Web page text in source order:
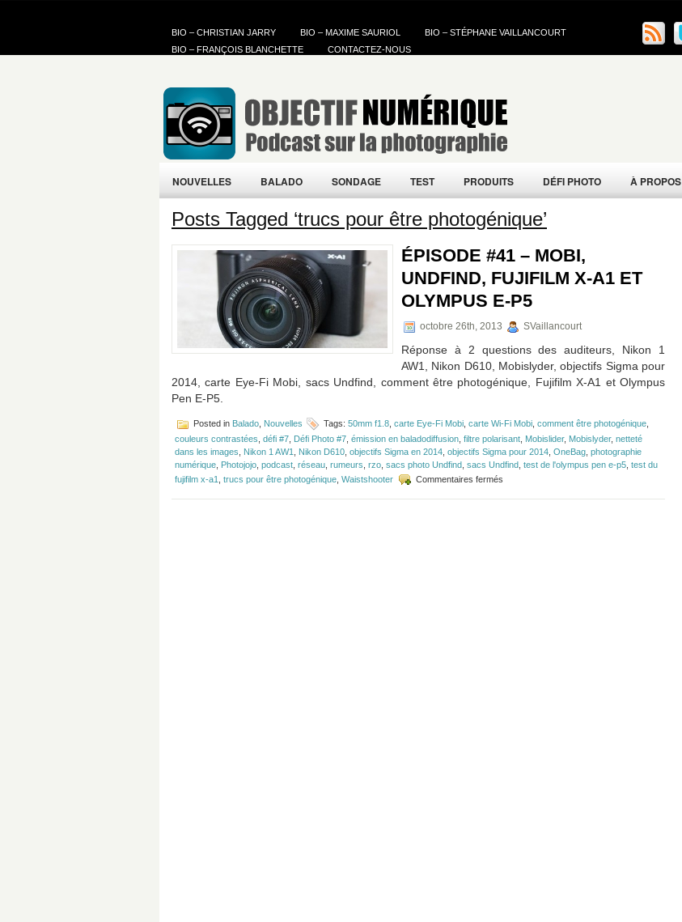
BIO – CHRISTIAN JARRY BIO – MAXIME SAURIOL
BIO – STÉPHANE VAILLANCOURT
BIO – FRANÇOIS BLANCHETTE
CONTACTEZ-NOUS
NOUVELLES BALADO SONDAGE TEST PRODUITS DÉFI PHOTO À PROPOS
Posts Tagged ‘trucs pour être photogénique’
ÉPISODE #41 – MOBI,
UNDFIND, FUJIFILM X-A1 ET
OLYMPUS E-P5
octobre 26th, 2013 SVaillancourt
Réponse à 2 questions des auditeurs, Nikon 1
AW1, Nikon D610, Mobislyder, objectifs Sigma pour
2014, carte Eye-Fi Mobi, sacs Undfind, comment être photogénique, Fujifilm X-A1 et Olympus
Pen E-P5.
Posted in Balado Nouvelles Tags: 50mm f1.8 carte Eye-Fi Mobi carte Wi-Fi Mobi comment être photogénique
couleurs contrastées défi #7 Défi Photo #7 émission en baladodiffusion filtre polarisant Mobislider, Mobislyder, netteté
dans les images
Nikon 1 AW1 Nikon D610 objectifs Sigma en 2014 objectifs Sigma pour 2014 OneBag photographie
numérique Photojojo podcast réseau rumeurs rzo sacs photo Undfind sacs Undfind test de l'olympus pen e-p5 test du
fujifilm x-a1
trucs pour être photogénique Waistshooter Commentaires fermés
#41